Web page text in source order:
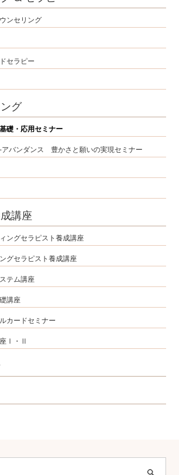
ンセリング
セラピー
グ
礎・応用セミナー
アバンダンス 豊かさと願いの実現セミナー
講座
ングセラピスト養成講座
グセラピスト養成講座
テム講座
講座
カードセミナー
座Ⅰ・Ⅱ